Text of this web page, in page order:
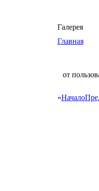
Галерея
Главная
от
«Начало